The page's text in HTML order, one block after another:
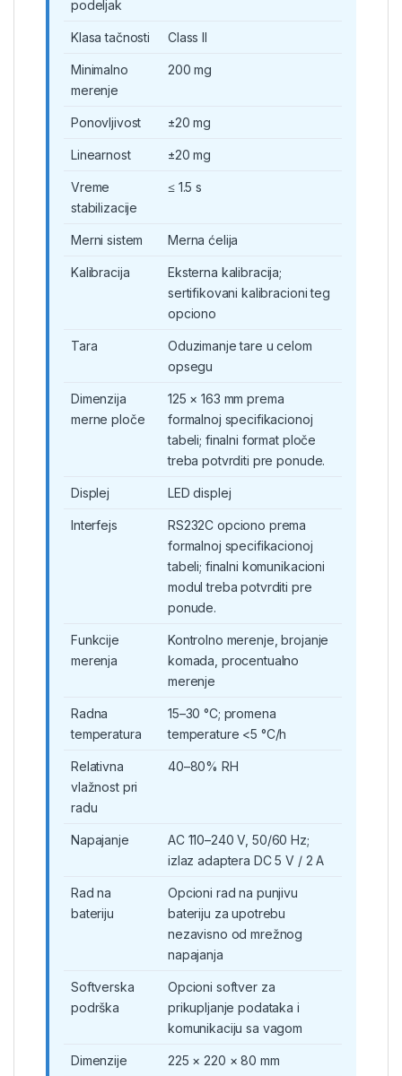
podeljak
Klasa tačnosti Class II
Minimalno
merenje
200 mg
Ponovljivost ±20 mg
Linearnost ±20 mg
Vreme
stabilizacije
≤ 1.5 s
Merni sistem Merna ćelija
Kalibracija
Eksterna kalibracija;
sertifikovani kalibracioni teg
opciono
Tara
Oduzimanje tare u celom
opsegu
Dimenzija
merne ploče
125 × 163 mm prema
formalnoj specifikacionoj
tabeli; finalni format ploče
treba potvrditi pre ponude.
Displej LED displej
Interfejs
RS232C opciono prema
formalnoj specifikacionoj
tabeli; finalni komunikacioni
modul treba potvrditi pre
ponude.
Funkcije
merenja
Kontrolno merenje, brojanje
komada, procentualno
merenje
Radna
temperatura
15–30 °C; promena
temperature <5 °C/h
Relativna
vlažnost pri
radu
40–80% RH
Napajanje
AC 110–240 V, 50/60 Hz;
izlaz adaptera DC 5 V / 2 A
Rad na
bateriju
Opcioni rad na punjivu
bateriju za upotrebu
nezavisno od mrežnog
napajanja
Softverska
podrška
Opcioni softver za
prikupljanje podataka i
komunikaciju sa vagom
Dimenzije 225 × 220 × 80 mm